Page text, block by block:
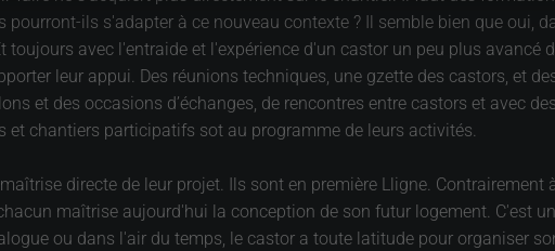
ils s'adapter à ce nouveau contexte ? Il semble bien que oui,
toujours avec l'entraide et l'expérience d'un castor un peu plus avancé
leur appui. Des réunions techniques, une gzette des castors, et
et des occasions d’échanges, de rencontres entre castors et avec
et chantiers participatifs sot au programme de leurs activités.
directe de leur projet. Ils sont en première Lligne. Contrairement
maîtrise aujourd'hui la conception de son futur logement. C'est
ou dans l'air du temps, le castor a toute latitude pour organiser